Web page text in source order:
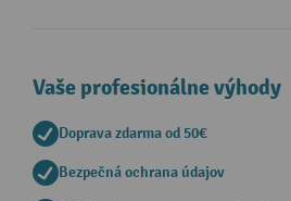
Vaše profesionálne výhody
Doprava zdarma od 50€
Bezpečná ochrana údajov